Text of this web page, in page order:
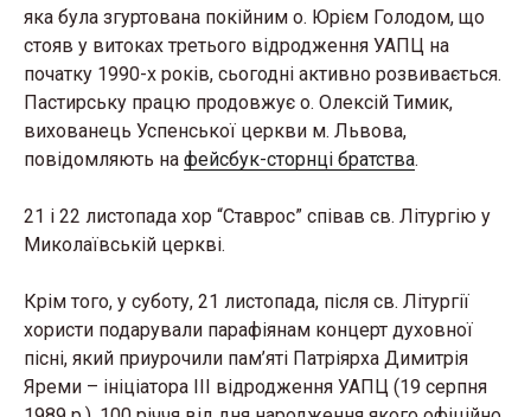
яка була згуртована покійним о. Юрієм Голодом, що
стояв у витоках третього відродження УАПЦ на
початку 1990-х років, сьогодні активно розвивається.
Пастирську працю продовжує о. Олексій Тимик,
вихованець Успенської церкви м. Львова,
повідомляють на фейсбук-сторнці братства.
21 і 22 листопада хор “Ставрос” співав св. Літургію у
Миколаївській церкві.
Крім того, у суботу, 21 листопада, після св. Літургії
хористи подарували парафіянам концерт духовної
пісні, який приурочили пам’яті Патріярха Димитрія
Яреми – ініціатора ІІІ відродження УАПЦ (19 серпня